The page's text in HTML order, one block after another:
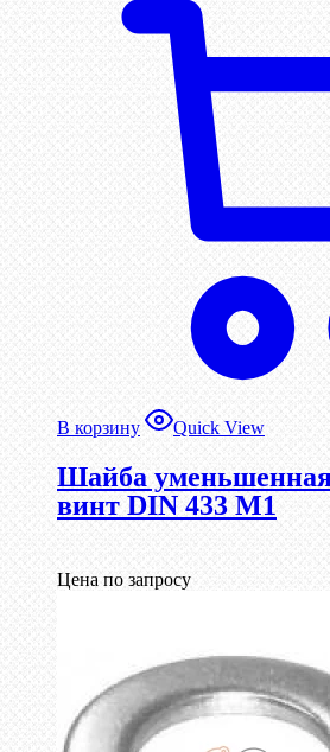
В корзину Quick View
Шайба уменьшенная
винт DIN 433 М1
Цена по запросу